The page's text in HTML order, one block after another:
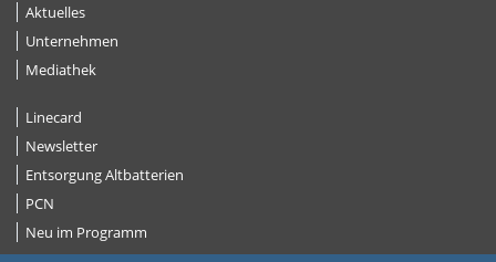
Aktuelles
Unternehmen
Mediathek
Linecard
Newsletter
Entsorgung Altbatterien
PCN
Neu im Programm